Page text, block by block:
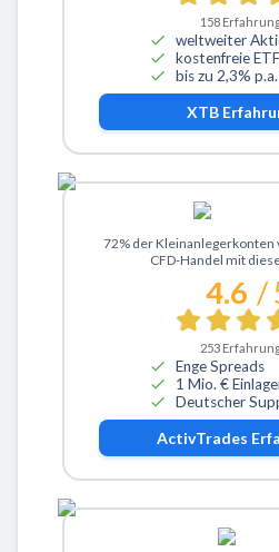
158
weltweiter
kostenfreie
bis zu 2,3%
XTB
Zu
72% der Kleinanlegerkonten
CFD-Handel mit
4.6 /
253
Enge Spreads
1 Mio. €
Deutscher
ActivTrades